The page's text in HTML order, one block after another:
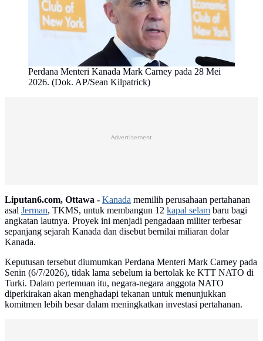
Perdana Menteri Kanada Mark Carney pada 28 Mei
2026. (Dok. AP/Sean Kilpatrick)
Advertisement
Liputan6.com, Ottawa - Kanada memilih perusahaan pertahanan
asal Jerman, TKMS, untuk membangun 12 kapal selam baru bagi
angkatan lautnya. Proyek ini menjadi pengadaan militer terbesar
sepanjang sejarah Kanada dan disebut bernilai miliaran dolar
Kanada.
Keputusan tersebut diumumkan Perdana Menteri Mark Carney pada
Senin (6/7/2026), tidak lama sebelum ia bertolak ke KTT NATO di
Turki. Dalam pertemuan itu, negara-negara anggota NATO
diperkirakan akan menghadapi tekanan untuk menunjukkan
komitmen lebih besar dalam meningkatkan investasi pertahanan.